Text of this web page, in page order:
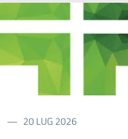
20 LUG 2026